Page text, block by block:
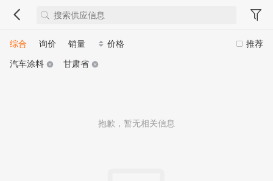
推荐
综合 询价 销量
价格
汽车涂料
甘肃省
抱歉，暂无相关信息